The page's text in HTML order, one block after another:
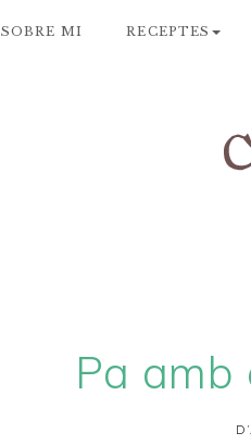
SOBRE MI RECEPTES
Pa amb